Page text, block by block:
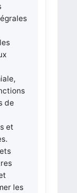
de
et
les